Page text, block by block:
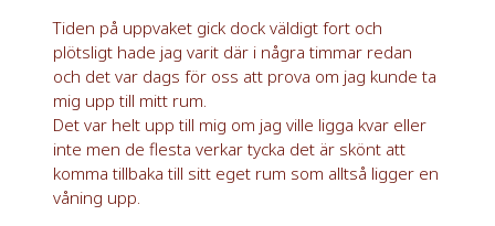
Tiden på uppvaket gick dock väldigt fort och
plötsligt hade jag varit där i några timmar redan
och det var dags för oss att prova om jag kunde ta
mig upp till mitt rum.
Det var helt upp till mig om jag ville ligga kvar eller
inte men de flesta verkar tycka det är skönt att
komma tillbaka till sitt eget rum som alltså ligger en
våning upp.